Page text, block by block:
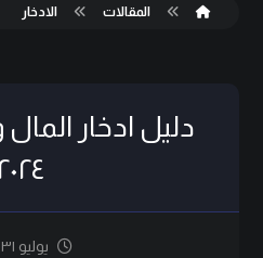
المقالات الادخار
دليل ادخار
٢٠٢٤
يوليو ٣١, ٢٠٢٤